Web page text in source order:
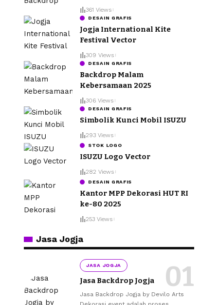
361 Views
DESAIN GRAFIS
Jogja International Kite
Festival Vector
309 Views
DESAIN GRAFIS
Backdrop Malam
Kebersamaan 2025
306 Views
DESAIN GRAFIS
Simbolik Kunci Mobil ISUZU
293 Views
STOK LOGO
ISUZU Logo Vector
282 Views
DESAIN GRAFIS
Kantor MPP Dekorasi HUT RI
ke-80 2025
253 Views
Jasa Jogja
JASA JOGJA
Jasa Backdrop Jogja
Jasa Backdrop Jogja by Devilo Arts